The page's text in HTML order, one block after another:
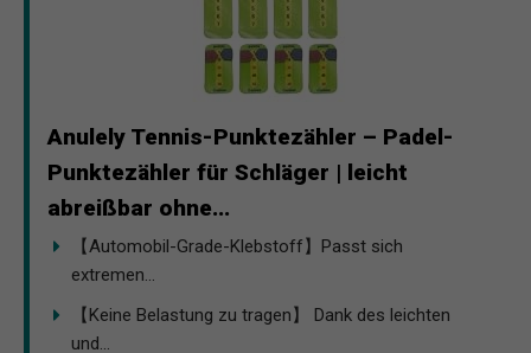
Anulely Tennis-Punktezähler – Padel-
Punktezähler für Schläger | leicht
abreißbar ohne...
【Automobil-Grade-Klebstoff】Passt sich
extremen...
【Keine Belastung zu tragen】 Dank des leichten
und...